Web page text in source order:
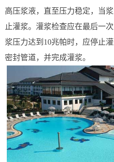
高压浆液，直至压力稳定，当
止灌浆。灌浆检查应在最后一
浆压力达到10兆帕时，应停止
密封管道，并完成灌浆。